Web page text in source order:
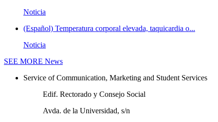
Noticia
(Español) Temperatura corporal elevada, taquicardia o...
Noticia
SEE MORE News
Service of Communication, Marketing and Student Services
Edif. Rectorado y Consejo Social
Avda. de la Universidad, s/n